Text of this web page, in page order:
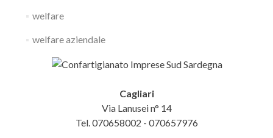
welfare
welfare aziendale
Cagliari
Via Lanusei n° 14
Tel. 070658002 - 070657976